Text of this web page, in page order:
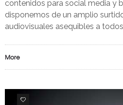
contenidos para social media y
disponemos de un amplio
audiovisuales asequibles a todos
More
0